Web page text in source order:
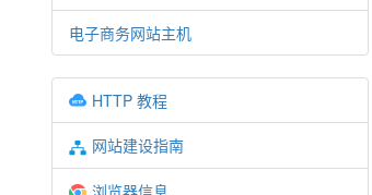
电子商务网站主机
HTTP 教程
网站建设指南
浏览器信息